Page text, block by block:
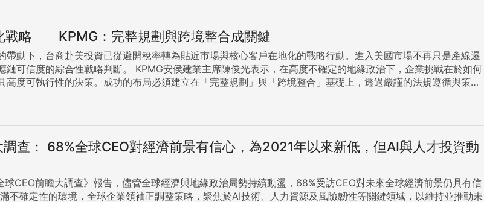
盪的對等關稅政策雖然施行不到1年即退場，但可預期川普仍不會放棄以關稅作為與各國談判之籌碼，除了先
稅，另有232條款1962年貿易擴張法、201及301條款1974年貿易法等不同法源可作為川普調整關稅的依據，
務投資部執業會計師張智揚建議，企業應密切注意整體政策之走向及影響，運用「台美貿易協議」所爭取到232
配赴美投資與適用美國首次銷售原則等各面向之佈局，以合規治理為前提，保持整體供應鏈之韌性與彈性，藉以
志指
時應優化資本結構。特別是有IPO計畫的企業，必須在初期建立符合美國與國際標準的財報合規性及內部控制系
人才。未來併購策略將具體聚焦於強化美國在地製造能力，並善用美墨加協定（USMCA）的區域關稅優勢，
低營運成本，建立更具彈性的「北美生態圈」布局。最後，人才戰是成功決定因素。KPMG安侯建業稅務投資部
簽證規範嚴謹，外派規劃直接牽動稅負結構。隨著供應鏈在德州、加州、亞利桑那等地聚集，人才規劃需整合稅
走廊」串聯台美團隊協助企業全球布局 針對這波赴美浪潮，KPMG
夫指出，自2020年成立該中心以來，KPMG 持續關注台商海外布局戰略，其中「赴美走廊」串聯台美兩地審
訊隔閡。張維夫強調，KPMG扮演企業的戰略夥伴，從前期策略評估、選址規劃到營運執行，致力做台商國際化
進程中最堅實的後盾。 KPMG匯聚關稅解析、景氣脈動與深度產業情報，為您的赴美布局量身打造清晰導航與方略，相關內容請點閲KPMG赴美走廊。 ...
戰略」 KPMG：完整規劃與跨境整合成關鍵
帶動下，台商赴美投資已從避開稅率轉為貼近市場與核心客戶在地化的戰略行動。進入美國市場不再只是產線遷
席陳俊光表示，在高度不確定的地緣政治下，企業挑戰在於如何
度可執行性的決策。成功的布局必須建立在「完整規劃」與「跨境整合」基礎上，透過嚴謹的法規遵循與策略
倫表示，企業除了關注關稅與貿易合規，更應主動爭取聯邦與各州政府的獎勵措施，如研發支出、在地就業或
震盪的對等關稅政策雖然施行不到1年即退場，但可預期川普仍不會放棄以關稅作為與各國談判之籌碼，除了先
稅，另有232條款1962年貿易擴張法、201及301條款1974年貿易法等不同法源可作為川普調整關稅的依據，
配赴美投資與適用美國首次銷售原則等各面向之佈局，以合規治理為前提，保持整體供應鏈之韌性與彈性，藉以
查： 68%全球CEO對經濟前景有信心，為2021年以來新低，但AI與人才投資動
CEO前瞻大調查》報告，儘管全球經濟與地緣政治局勢持續動盪，68%受訪CEO對未來全球經濟前景仍具有信
不確定性的環境，全球企業領袖正調整策略，聚焦於AI技術、人力資源及風險韌性等關鍵領域，以維持並推動未